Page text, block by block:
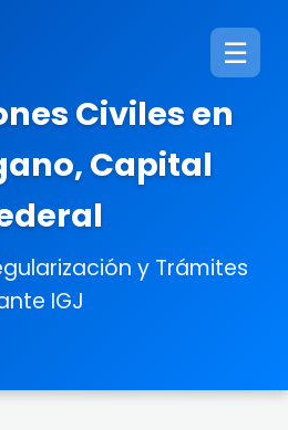
☰
Civiles en
Capital
y Trámites
IGJ